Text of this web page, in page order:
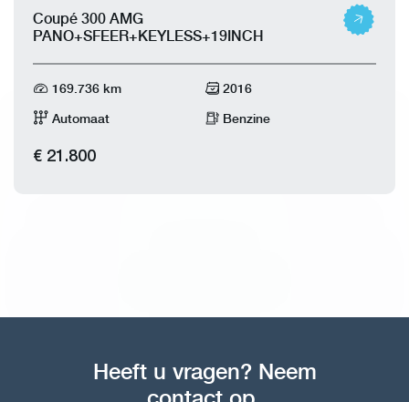
Coupé 300 AMG
PANO+SFEER+KEYLESS+19INCH
169.736 km 2016
Automaat Benzine
€ 21.800
Heeft u vragen? Neem